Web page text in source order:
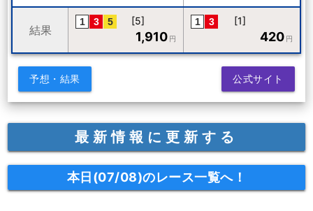
結果
[5]
1,910 円
[1]
420 円
予想・結果 公式サイト
最新情報に更新する
本日(07/08)のレース一覧へ！